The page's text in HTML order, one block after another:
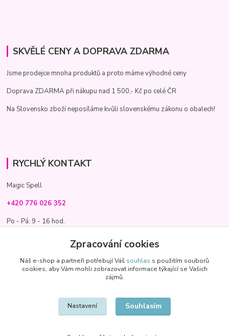
SKVĚLÉ CENY A DOPRAVA ZDARMA
Jsme prodejce mnoha produktů a proto máme výhodné ceny
Doprava ZDARMA při nákupu nad 1 500,- Kč po celé ČR
Na Slovensko zboží neposíláme kvůli slovenskému zákonu o obalech!
RYCHLÝ KONTAKT
Magic Spell
+420 776 026 352
Po - Pá: 9 - 16 hod.
info@magic-spell.czZpracování cookies
Náš e-shop a partneři potřebují Váš souhlas s použitím souborů
cookies, aby Vám mohli zobrazovat informace týkající se Vašich
zájmů.
Nastavení Souhlasím